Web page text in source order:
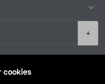
cookies
+